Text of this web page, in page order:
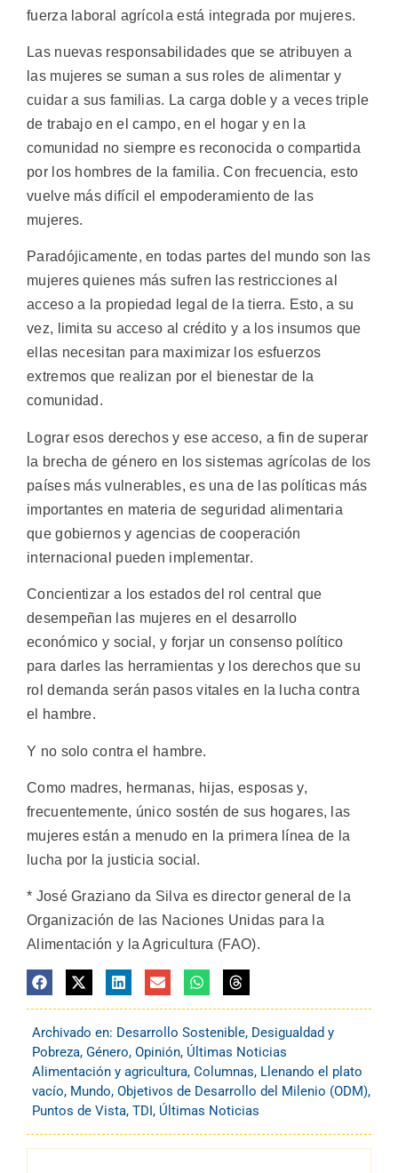
fuerza laboral agrícola está integrada por mujeres.
Las nuevas responsabilidades que se atribuyen a
las mujeres se suman a sus roles de alimentar y
cuidar a sus familias. La carga doble y a veces triple
de trabajo en el campo, en el hogar y en la
comunidad no siempre es reconocida o compartida
por los hombres de la familia. Con frecuencia, esto
vuelve más difícil el empoderamiento de las
mujeres.
Paradójicamente, en todas partes del mundo son las
mujeres quienes más sufren las restricciones al
acceso a la propiedad legal de la tierra. Esto, a su
vez, limita su acceso al crédito y a los insumos que
ellas necesitan para maximizar los esfuerzos
extremos que realizan por el bienestar de la
comunidad.
Lograr esos derechos y ese acceso, a fin de superar
la brecha de género en los sistemas agrícolas de los
países más vulnerables, es una de las políticas más
importantes en materia de seguridad alimentaria
que gobiernos y agencias de cooperación
internacional pueden implementar.
Concientizar a los estados del rol central que
desempeñan las mujeres en el desarrollo
económico y social, y forjar un consenso político
para darles las herramientas y los derechos que su
rol demanda serán pasos vitales en la lucha contra
el hambre.
Y no solo contra el hambre.
Como madres, hermanas, hijas, esposas y,
frecuentemente, único sostén de sus hogares, las
mujeres están a menudo en la primera línea de la
lucha por la justicia social.
* José Graziano da Silva es director general de la
Organización de las Naciones Unidas para la
Alimentación y la Agricultura (FAO).
Archivado en: Desarrollo Sostenible, Desigualdad y
Pobreza, Género, Opinión, Últimas Noticias
Alimentación y agricultura, Columnas, Llenando el plato
vacío, Mundo, Objetivos de Desarrollo del Milenio (ODM),
Puntos de Vista, TDI, Últimas Noticias